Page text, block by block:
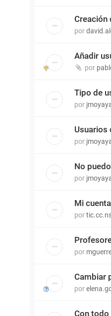
Creación
por
Añadir
por
Tipo de
por
Usuarios
por
No
por
Mi
por
por
Cambiar
por
Con